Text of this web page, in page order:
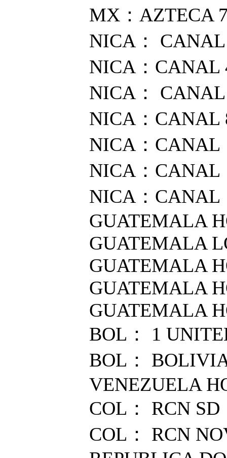
MX：AZTECA
NICA：
NICA：CANAL
NICA：
NICA：CANAL
NICA：
NICA：
NICA：CANAL
GUATEMALA
GUATEMALA
GUATEMALA
GUATEMALA
GUATEMALA
BOL： 1
BOL：
VENEZUELA
COL： RCN SD
COL： RCN